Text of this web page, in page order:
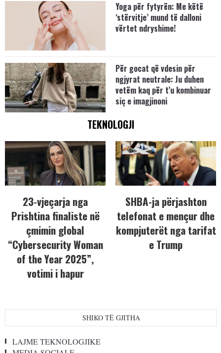
Yoga për fytyrën: Me këtë
‘stërvitje’ mund të dalloni
vërtet ndryshime!
Për gocat që vdesin për
ngjyrat neutrale: Ju duhen
vetëm kaq për t’u kombinuar
siç e imagjinoni
TEKNOLOGJI
23-vjeçarja nga
Prishtina finaliste në
çmimin global
“Cybersecurity Woman
of the Year 2025”,
votimi i hapur
SHBA-ja përjashton
telefonat e mençur dhe
kompjuterët nga tarifat
e Trump
SHIKO TË GJITHA
LAJME TEKNOLOGJIKE